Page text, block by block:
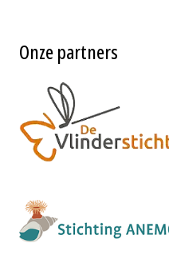
Onze partners